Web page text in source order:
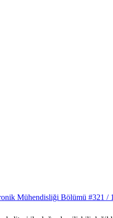
Mühendisliği Bölümü #321 /